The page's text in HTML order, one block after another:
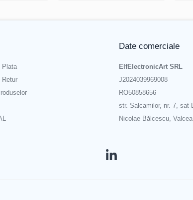
Plata
Retur
Date comerciale
ElfElectronicArt SRL
J2024039969008
RO50858656
str. Salcamilor, nr. 7, sat
Nicolae Bălcescu, Valcea